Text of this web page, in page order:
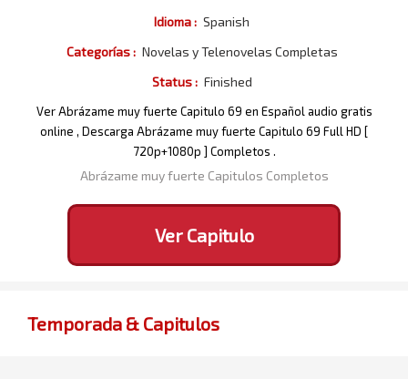
Idioma : Spanish
Categorías : Novelas y Telenovelas Completas
Status : Finished
Ver Abrázame muy fuerte Capitulo 69 en Español audio gratis
online , Descarga Abrázame muy fuerte Capitulo 69 Full HD [
720p+1080p ] Completos .
Abrázame muy fuerte Capitulos Completos
Ver Capitulo
Temporada & Capitulos